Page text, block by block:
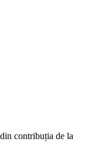
contribuția de la